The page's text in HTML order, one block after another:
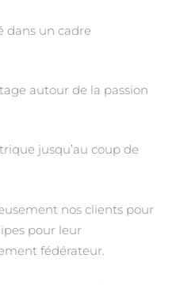
dans un cadre
autour de la passion
jusqu’au coup de
nos clients pour
pour leur
fédérateur.